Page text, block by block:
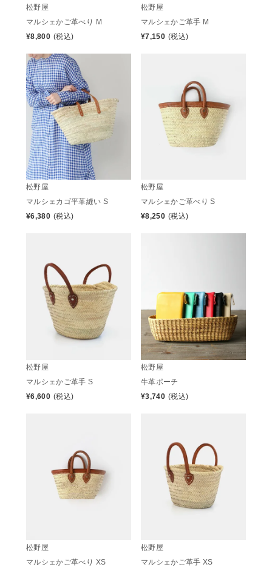
松野屋
マルシェかご革べり M
¥8,800 (税込)
松野屋
マルシェかご革手 M
¥7,150 (税込)
松野屋
マルシェカゴ平革縫い S
¥6,380 (税込)
松野屋
マルシェかご革べり S
¥8,250 (税込)
松野屋
マルシェかご革手 S
¥6,600 (税込)
松野屋
牛革ポーチ
¥3,740 (税込)
松野屋
マルシェかご革べり XS
松野屋
マルシェかご革手 XS